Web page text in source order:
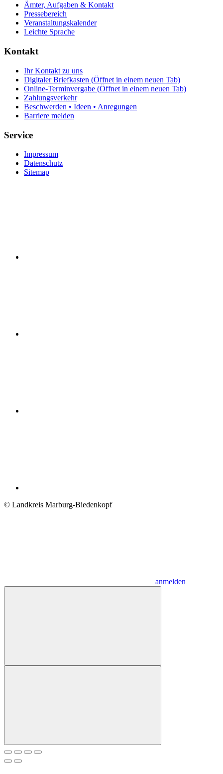
Ämter, Aufgaben & Kontakt
Pressebereich
Veranstaltungskalender
Leichte Sprache
Kontakt
Ihr Kontakt zu uns
Digitaler Briefkasten (Öffnet in einem neuen Tab)
Online-Terminvergabe (Öffnet in einem neuen Tab)
Zahlungsverkehr
Beschwerden • Ideen • Anregungen
Barriere melden
Service
Impressum
Datenschutz
Sitemap
© Landkreis Marburg-Biedenkopf
anmelden